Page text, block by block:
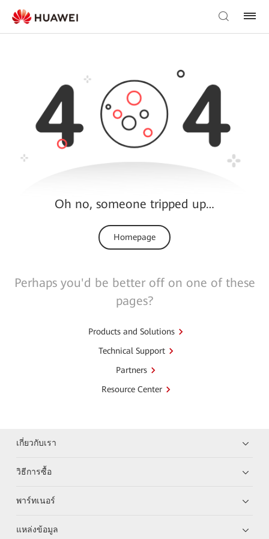
Oh no, someone tripped up…
Homepage
Perhaps you'd be better off on one of these
pages?
Products and Solutions
Technical Support
Partners
Resource Center
เกี่ยวกับเรา
วิธีการซื้อ
พาร์ทเนอร์
แหล่งข้อมูล